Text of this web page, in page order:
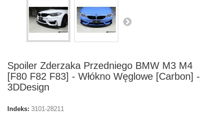
Spoiler Zderzaka Przedniego BMW M3 M4
[F80 F82 F83] - Włókno Węglowe [Carbon] -
3DDesign
Indeks: 3101-28211